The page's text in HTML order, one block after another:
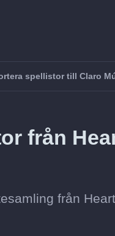
spellistor till Claro
från
från